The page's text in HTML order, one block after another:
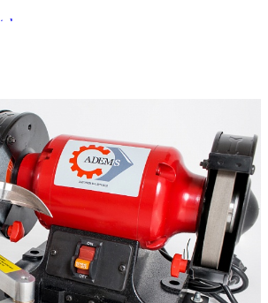
воздуха
автомобильной акустики
для генераторов
управления
вентустановок
телевизоров